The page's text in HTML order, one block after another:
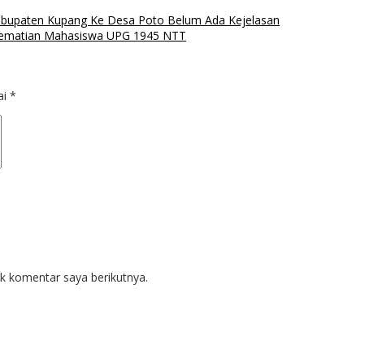
Kupang Ke Desa Poto Belum Ada Kejelasan
Mahasiswa UPG 1945 NTT
*
komentar saya berikutnya.